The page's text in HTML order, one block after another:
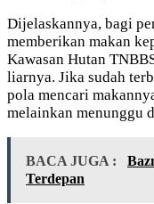
Dijelaskannya, bagi
memberikan makan
Kawasan Hutan
liarnya. Jika sudah
pola mencari
melainkan menunggu
BACA JUGA :
Terdepan